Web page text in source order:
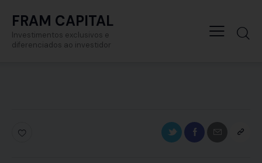
FRAM CAPITAL
Investimentos exclusivos e
diferenciados ao investidor